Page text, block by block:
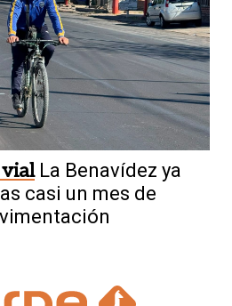
La Benavídez ya
casi un mes de